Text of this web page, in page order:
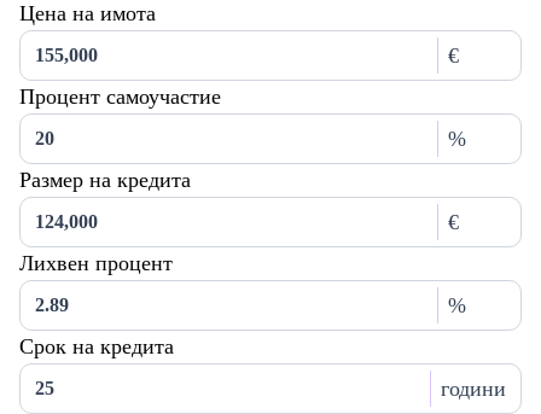
Цена на имота
€
Процент самоучастие
%
Размер на кредита
€
Лихвен процент
%
Срок на кредита
години